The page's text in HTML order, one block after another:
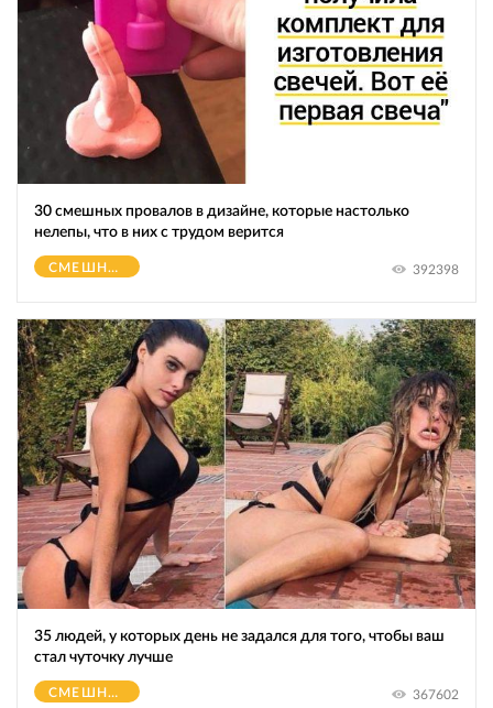
30 смешных провалов в дизайне, которые настолько
нелепы, что в них с трудом верится
СМЕШНОЕ 392398
35 людей, у которых день не задался для того, чтобы ваш
стал чуточку лучше
СМЕШНОЕ 367602